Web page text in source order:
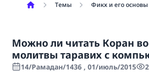
Темы Фикх и его основы
Можно ли читать Коран
молитвы таравих с
14/Рамадан/1436 , 01/июль/2015